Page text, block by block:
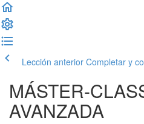
Lección anterior Completar y
MÁSTER-
AVANZADA